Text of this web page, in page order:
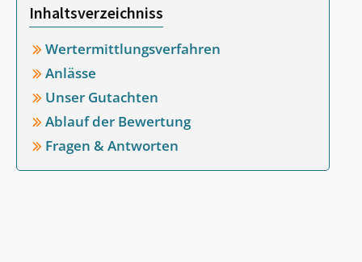
Inhaltsverzeichniss
Wertermittlungsverfahren
Anlässe
Unser Gutachten
Ablauf der Bewertung
Fragen & Antworten